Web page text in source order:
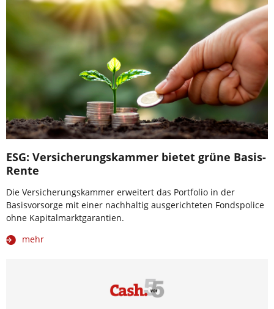
ESG: Versicherungskammer bietet grüne Basis-
Rente
Die Versicherungskammer erweitert das Portfolio in der
Basisvorsorge mit einer nachhaltig ausgerichteten Fondspolice
ohne Kapitalmarktgarantien.
mehr